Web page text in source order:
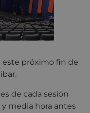
este próximo fin de
de cada sesión
y media hora antes